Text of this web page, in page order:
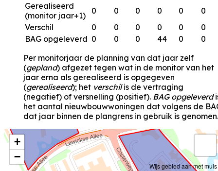
Gerealiseerd
(monitor jaar+1)
0 0 0 0 0
0
Verschil
0 0 0 0 0
0
BAG opgeleverd 0 0 0 44 0
0
Per monitorjaar de planning van dat jaar zelf
(gepland) afgezet tegen wat in de monitor van het
jaar erna als gerealiseerd is opgegeven
(gerealiseerd); het verschilis de vertraging
(negatief) of versnelling (positief). BAG opgeleverd
het aantal nieuwbouwwoningen dat volgens de
dat jaar binnen de plangrens in gebruik is genomen.
+
−
Wijs gebied aan met muis